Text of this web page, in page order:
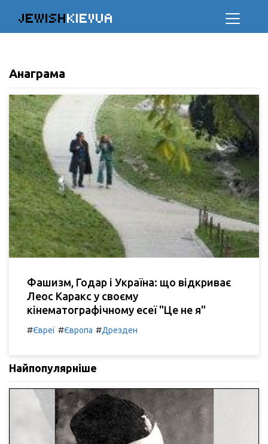
JEWISHKIEVUA
Анаграма
Фашизм, Годар і Україна: що відкриває
Леос Каракс у своєму
кінематографічному есеї "Це не я"
#Євреї #Європа #Дрезден
Найпопулярніше